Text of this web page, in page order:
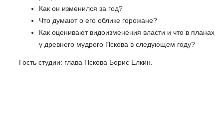
Как он изменился за год?
Что думают о его облике горожане?
Как оценивают видоизменения власти и что в планах
у древнего мудрого Пскова в следующем году?
Гость студии: глава Пскова Борис Елкин.